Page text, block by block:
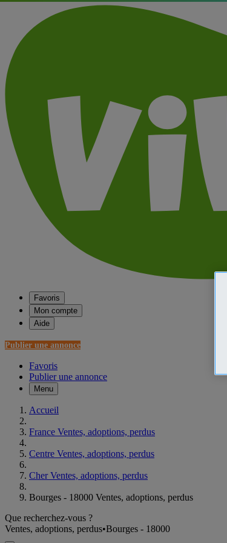
Favoris
Mon compte
Aide
Publier une annonce
Favoris
Publier une annonce
Menu
Accueil
France Ventes, adoptions, perdus
Centre Ventes, adoptions, perdus
Cher Ventes, adoptions, perdus
Bourges - 18000 Ventes, adoptions, perdus
Que recherchez-vous ?
Ventes, adoptions, perdus•Bourges - 18000